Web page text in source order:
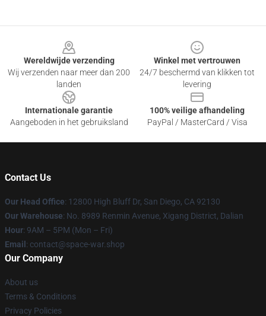
Wereldwijde verzending
Wij verzenden naar meer dan 200
landen
Winkel met vertrouwen
24/7 beschermd van klikken tot
levering
Internationale garantie
Aangeboden in het gebruiksland
100% veilige afhandeling
PayPal / MasterCard / Visa
Contact Us
Our Head Office: 12800 High Bluff Dr, San Diego, CA 92130
Our Warehouse: No. 8989 Renmin Avenue, Xigang District, Dalian
Hour: 9AM – 5PM (Mon – Fri)
Email : contact@space-war.shop
Our Company
About us
Terms & Conditions
Privacy Policies